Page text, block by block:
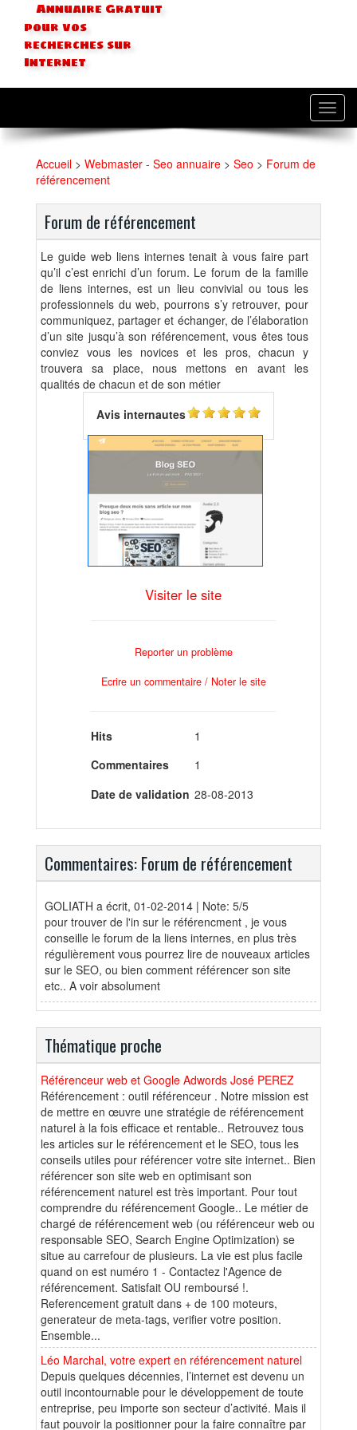
Annuaire Gratuit
pour vos
recherches sur
Internet
Accueil > Webmaster - Seo annuaire > Seo > Forum de
référencement
Forum de référencement
Le guide web liens internes tenait à vous faire part
qu’il c’est enrichi d’un forum. Le forum de la famille
de liens internes, est un lieu convivial ou tous les
professionnels du web, pourrons s’y retrouver, pour
communiquez, partager et échanger, de l’élaboration
d’un site jusqu’à son référencement, vous êtes tous
conviez vous les novices et les pros, chacun y
trouvera sa place, nous mettons en avant les
qualités de chacun et de son métier
Avis internautes
Visiter le site
Reporter un problème
Ecrire un commentaire / Noter le site
Hits
1
Commentaires
1
Date de validation 28-08-2013
Commentaires: Forum de référencement
GOLIATH a écrit, 01-02-2014 | Note: 5/5
pour trouver de l'in sur le référencment , je vous
conseille le forum de la liens internes, en plus très
régulièrement vous pourrez lire de nouveaux articles
sur le SEO, ou bien comment référencer son site
etc.. A voir absolument
Thématique proche
Référenceur web et Google Adwords José PEREZ
Référencement : outil référenceur . Notre mission est
de mettre en œuvre une stratégie de référencement
naturel à la fois efficace et rentable.. Retrouvez tous
les articles sur le référencement et le SEO, tous les
conseils utiles pour référencer votre site internet.. Bien
référencer son site web en optimisant son
référencement naturel est très important. Pour tout
comprendre du référencement Google.. Le métier de
chargé de référencement web (ou référenceur web ou
responsable SEO, Search Engine Optimization) se
situe au carrefour de plusieurs. La vie est plus facile
quand on est numéro 1 - Contactez l'Agence de
référencement. Satisfait OU remboursé !.
Referencement gratuit dans + de 100 moteurs,
generateur de meta-tags, verifier votre position.
Ensemble...
Léo Marchal, votre expert en référencement naturel
Depuis quelques décennies, l’internet est devenu un
outil incontournable pour le développement de toute
entreprise, peu importe son secteur d’activité. Mais il
faut pouvoir la positionner pour la faire connaître par